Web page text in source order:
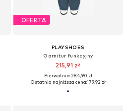
OFERTA
PLAYSHOES
Garnitur funkcyjny
215,91 zł
Pierwotnie: 284,90 zł
Ostatnia najniższa cena:179,92 zł